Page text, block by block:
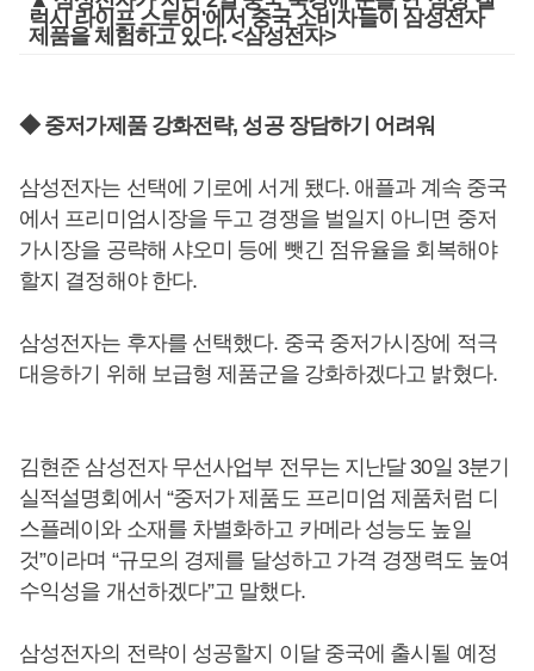
럭시 라이프 스토어'에서 중국 소비자들이 삼성전자
제품을 체험하고 있다. <삼성전자>
◆ 중저가제품 강화전략, 성공 장담하기 어려워
삼성전자는 선택에 기로에 서게 됐다. 애플과 계속 중국
에서 프리미엄시장을 두고 경쟁을 벌일지 아니면 중저
가시장을 공략해 샤오미 등에 뺏긴 점유율을 회복해야
할지 결정해야 한다.
삼성전자는 후자를 선택했다. 중국 중저가시장에 적극
대응하기 위해 보급형 제품군을 강화하겠다고 밝혔다.
김현준 삼성전자 무선사업부 전무는 지난달 30일 3분기
실적설명회에서 “중저가 제품도 프리미엄 제품처럼 디
스플레이와 소재를 차별화하고 카메라 성능도 높일
것”이라며 “규모의 경제를 달성하고 가격 경쟁력도 높여
수익성을 개선하겠다”고 말했다.
삼성전자의 전략이 성공할지 이달 중국에 출시될 예정